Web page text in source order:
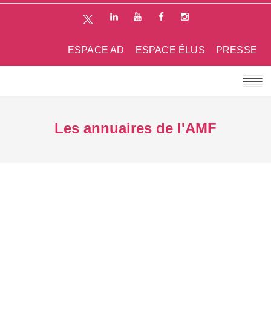
PRESSE
ESPACE ÉLUS
ESPACE AD
Les annuaires de l'AMF